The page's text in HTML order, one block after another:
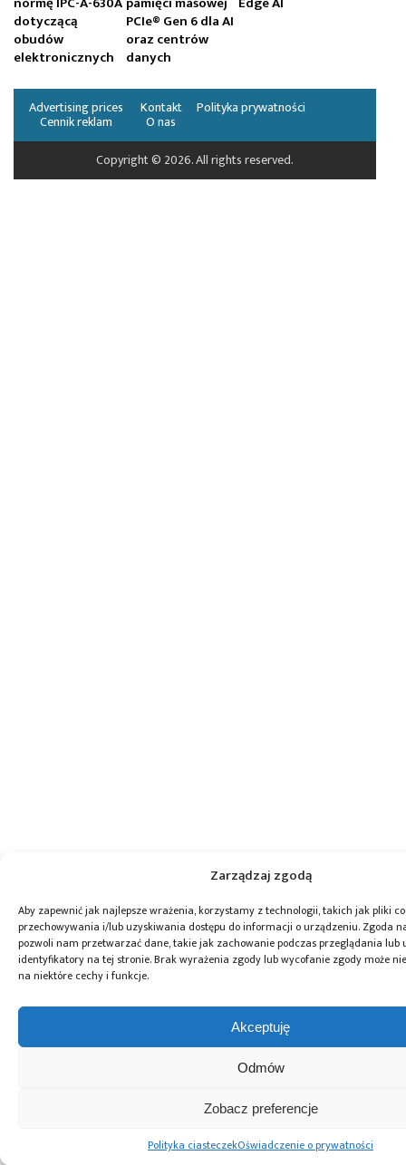
Zarządzaj zgodą
Aby zapewnić jak najlepsze wrażenia, korzystamy z technologii, takich jak pliki
przechowywania i/lub uzyskiwania dostępu do informacji o urządzeniu. Zgoda
pozwoli nam przetwarzać dane, takie jak zachowanie podczas przeglądania lub
identyfikatory na tej stronie. Brak wyrażenia zgody lub wycofanie zgody może
na niektóre cechy i funkcje.
Akceptuję
Odmów
Zobacz preferencje
Polityka ciasteczekOświadczenie o prywatności
dotyczącą
obudów
elektronicznych
PCIe® Gen 6 dla AI
oraz centrów
danych
Cennik reklam
Advertising prices Kontakt
O nas
Polityka prywatności
Copyright © 2026. All rights reserved.